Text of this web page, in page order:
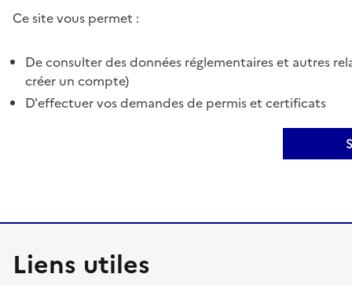
Ce site vous permet :
De consulter des données réglementaires et autres
créer un compte)
D'effectuer vos demandes de permis et certificats
Liens utiles